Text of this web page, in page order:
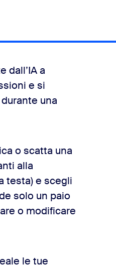
dall’IA a
e si
una
o scatta una
alla
testa) e scegli
solo un paio
o modificare
le tue